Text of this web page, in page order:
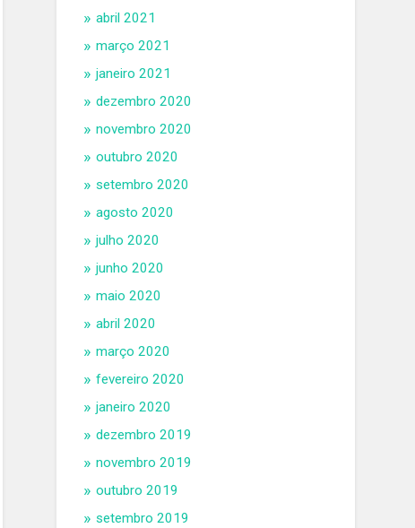
abril 2021
março 2021
janeiro 2021
dezembro 2020
novembro 2020
outubro 2020
setembro 2020
agosto 2020
julho 2020
junho 2020
maio 2020
abril 2020
março 2020
fevereiro 2020
janeiro 2020
dezembro 2019
novembro 2019
outubro 2019
setembro 2019